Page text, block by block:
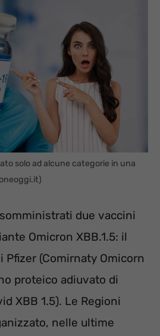
solo ad alcune categorie in una
due vaccini
Omicron XBB.1.5: il
Pfizer (Comirnaty Omicorn
proteico adiuvato di
XBB 1.5). Le Regioni
nelle ultime